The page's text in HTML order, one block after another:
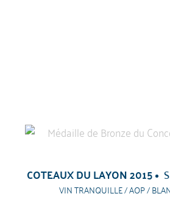
COTEAUX DU LAYON 2015
VIN TRANQUILLE / AOP /